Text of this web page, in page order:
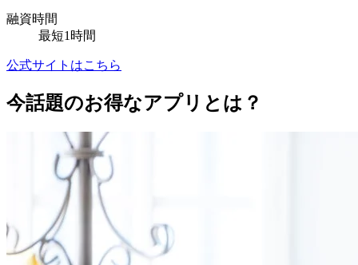
融資時間
最短1時間
公式サイトはこちら
今話題のお得なアプリとは？